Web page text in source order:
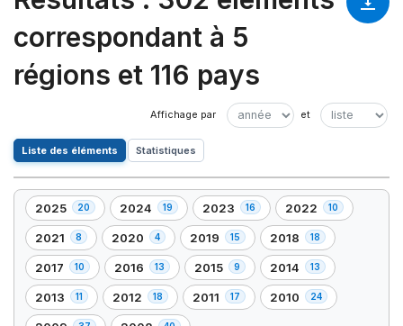
correspondant à 5
régions et 116 pays
Liste des éléments Statistiques
2025 20
,
20
élément(s)
2024 19
,
19
élément(s)
2023 16
,
16
élément(s)
2022 10
,
10
élément(s)
2021 8
,
8
élément(s)
2020 4
,
4
élément(s)
2019 15
,
15
élément(s)
2018 18
,
18
élément(s)
2017 10
,
10
élément(s)
2016 13
,
13
élément(s)
2015 9
,
9
élément(s)
2014 13
,
13
élément(s)
2013 11
,
11
2012 18
,
18
2011 17
,
2010 24
,